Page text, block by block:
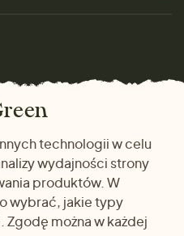
technologii w celu
wydajności strony
produktów. W
wybrać, jakie typy
można w każdej